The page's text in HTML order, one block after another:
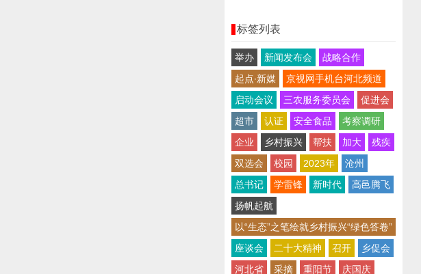
标签列表
举办 新闻发布会
战略合作
起点∙新媒
京视网手机台河北频道
启动会议
三农服务委员会
促进会
超市
认证 安全食品
考察调研
企业
乡村振兴 帮扶 加大
残疾
双选会
校园 2023年
沧州
总书记
学雷锋 新时代
高邑腾飞
扬帆起航
以“生态”之笔绘就乡村振兴“绿色答卷”
座谈会
二十大精神 召开
乡促会
河北省
采摘 重阳节
庆国庆